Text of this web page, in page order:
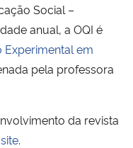
Social –
anual, a OQI é
Experimental em
pela professora
da revista
site.